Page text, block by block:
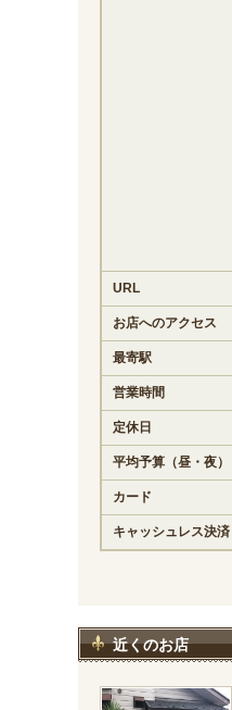
URL
お店へのアクセス
最寄駅
営業時間
定休日
平均予算（昼・夜）
カード
キャッシュレス決済
近くのお店